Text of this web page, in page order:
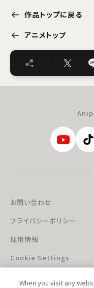
作品トップに戻る
アニメトップ
お問い合わせ
プライバシーポリシー
採用情報
Cookie Settings
When you visit any